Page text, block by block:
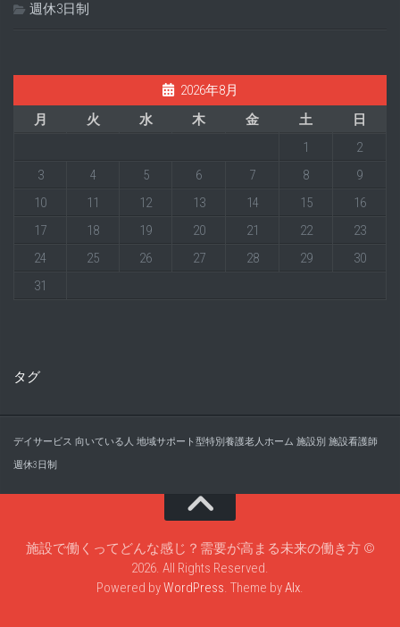
週休3日制
2026年8月
月
火 水 木 金 土
日
1
2
3
4 5 6 7 8
9
10
11 12 13 14 15
16
17
18 19 20 21 22
23
24
25 26 27 28 29
30
31
タグ
デイサービス 向いている人 地域サポート型特別養護老人ホーム 施設別 施設看護師
週休3日制
施設で働くってどんな感じ？需要が高まる未来の働き方 ©
2026. All Rights Reserved.
Powered byWordPress. Theme byAlx.